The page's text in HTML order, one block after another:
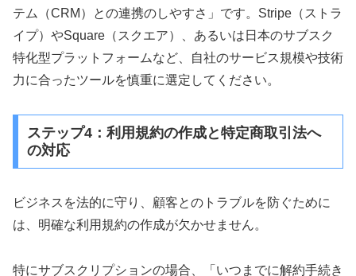
テム（CRM）との連携のしやすさ」です。Stripe（ストラ
イプ）やSquare（スクエア）、あるいは日本のサブスク
特化型プラットフォームなど、自社のサービス規模や技術
力に合ったツールを慎重に選定してください。
ステップ4：利用規約の作成と特定商取引法へ
の対応
ビジネスを法的に守り、顧客とのトラブルを防ぐために
は、明確な利用規約の作成が欠かせません。
特にサブスクリプションの場合、「いつまでに解約手続き